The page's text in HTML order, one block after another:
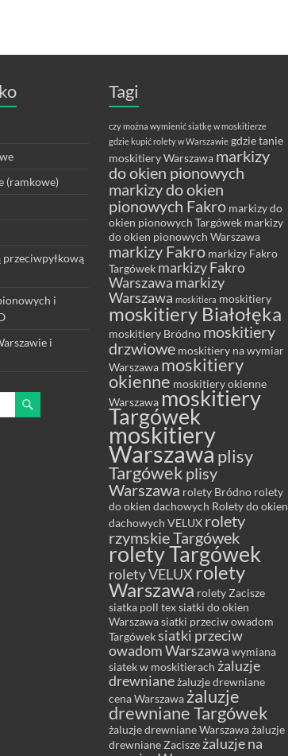
(ramkowe)
i
i
Tagi
czy można wymienić siatkę w moskitierze
gdzie kupić rolety w Warszawie gdzie tanie
moskitiery Warszawa markizy
do okien pionowych
markizy do okien
pionowych Fakro markizy do
okien pionowych Targówek markizy
do okien pionowych Warszawa
markizy Fakro markizy Fakro
Targówek markizy Fakro
Warszawa markizy
Warszawa moskitiera moskitiery
moskitiery Białołęka
moskitiery Bródno moskitiery
drzwiowe moskitiery na wymiar
Warszawa moskitiery
okienne moskitiery okienne
Warszawa moskitiery
Targówek
moskitiery
Warszawa plisy
Targówek plisy
Warszawa rolety Bródno rolety
do okien dachowych Rolety do okien
dachowych VELUX rolety
rzymskie Targówek
rolety Targówek
rolety VELUX rolety
Warszawa rolety Zacisze
siatka poll tex siatki do okien
Warszawa siatki przeciw owadom
Targówek siatki przeciw
owadom Warszawa wymiana
siatek w moskitierach żaluzje
drewniane żaluzje drewniane
cena Warszawa żaluzje
drewniane Targówek
żaluzje drewniane Warszawa żaluzje
drewniane Zacisze żaluzje na